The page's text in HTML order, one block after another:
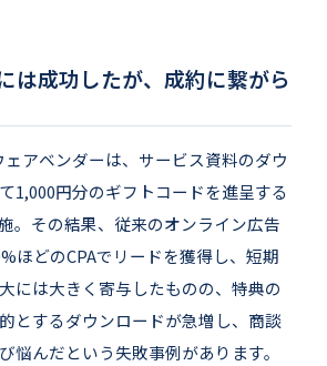
は成功したが、成約に繋がら
アベンダーは、サービス資料のダウ
1,000円分のギフトコードを進呈する
。その結果、従来のオンライン広告
ほどのCPAでリードを獲得し、短期
には大きく寄与したものの、特典の
とするダウンロードが急増し、商談
悩んだという失敗事例があります。